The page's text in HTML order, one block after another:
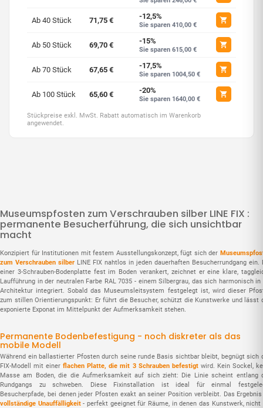
Museumspfosten zum Verschrauben silber LINE FIX :
permanente Besucherführung, die sich unsichtbar
macht
Konzipiert für Institutionen mit festem Ausstellungskonzept, fügt sich der
zum Verschrauben silber LINE FIX nahtlos in jeden dauerhaften Besucherrundgang ein.
einer 3-Schrauben-Bodenplatte fest im Boden verankert, zeichnet er eine klare,
Laufführung in der neutralen Farbe RAL 7035 - einem Silbergrau, das sich harmonisch in
Architektur integriert. Sobald das Museumsleitsystem festgelegt ist, wird dieser
zum stillen Orientierungspunkt: Er führt die Besucher, schützt die Kunstwerke und lässt
exponierte Exponat im Mittelpunkt der Aufmerksamkeit stehen.
Permanente Bodenbefestigung - noch diskreter als das
mobile Modell
Während ein ballastierter Pfosten durch seine runde Basis sichtbar bleibt, begnügt sich
FIX-Modell mit einerflachen Platte, die mit 3 Schrauben befestigtwird. Kein Sockel,
Masse am Boden, die die Aufmerksamkeit auf sich zieht: Die Linie scheint entlang
Rundgangs zu schweben. Diese Fixinstallation ist ideal für einmal
Besucherpfade, bei denen jeder Pfosten exakt an seiner Position verbleibt. Das
vollständige Unauffälligkeit- perfekt geeignet für Räume, in denen das Kunstwerk, nicht
Ab 40 Stück 71,75 € -12,5%
Sie sparen 410,00 €
Ab 50 Stück 69,70 € -15%
Sie sparen 615,00 €
Ab 70 Stück 67,65 € -17,5%
Sie sparen 1004,50 €
Ab 100 Stück 65,60 € -20%
Sie sparen 1640,00 €
Stückpreise exkl. MwSt. Rabatt automatisch im Warenkorb
angewendet.